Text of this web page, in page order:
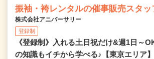
振袖・袴レンタルの催事販売スタッ
株式会社アニバーサリー
登録制
《登録制》入れる土日祝だけ&週1日～
の知識もイチから学べる♪【東京エリア】